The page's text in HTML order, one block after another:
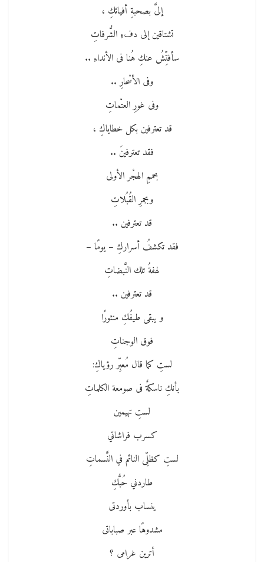
إلىَّ بصحبةِ أفيائكِ ،
تشتاقين إلى دفءِ الشُّرفاتِ
سأفتِّشُ عنكِ هُنا فى الأنداءِ ..
وفى الأسْحارِ ..
وفى غورِ العتْماتِ
قد تعترفين بكل خطاياكِ ،
فقد تعترفينَ ..
بحممِ الهجْر الأولى
وبجمرِ القُبُلاتِ
قد تعترفين ..
فقد تكشفُ أسراركِ – يومًا –
لهفةُ تلك النَّبضاتِ
قد تعترفين ..
و يبقى طيفُكِ منثورًا
فوق الوجناتِ
لستِ كما قال مُعبِّر رؤياكِ:
بأنكِ ناسكةٌ فى صومعة الكلماتِ
لستِ تهيمين
كسرب فراشاتي
لستِ كظلِّى النائم في النَّسماتِ
طاردني حُبُّكِ
ينساب بأوردتى
مشدوهًا عبر صباباتى
أترين غرامى ؟